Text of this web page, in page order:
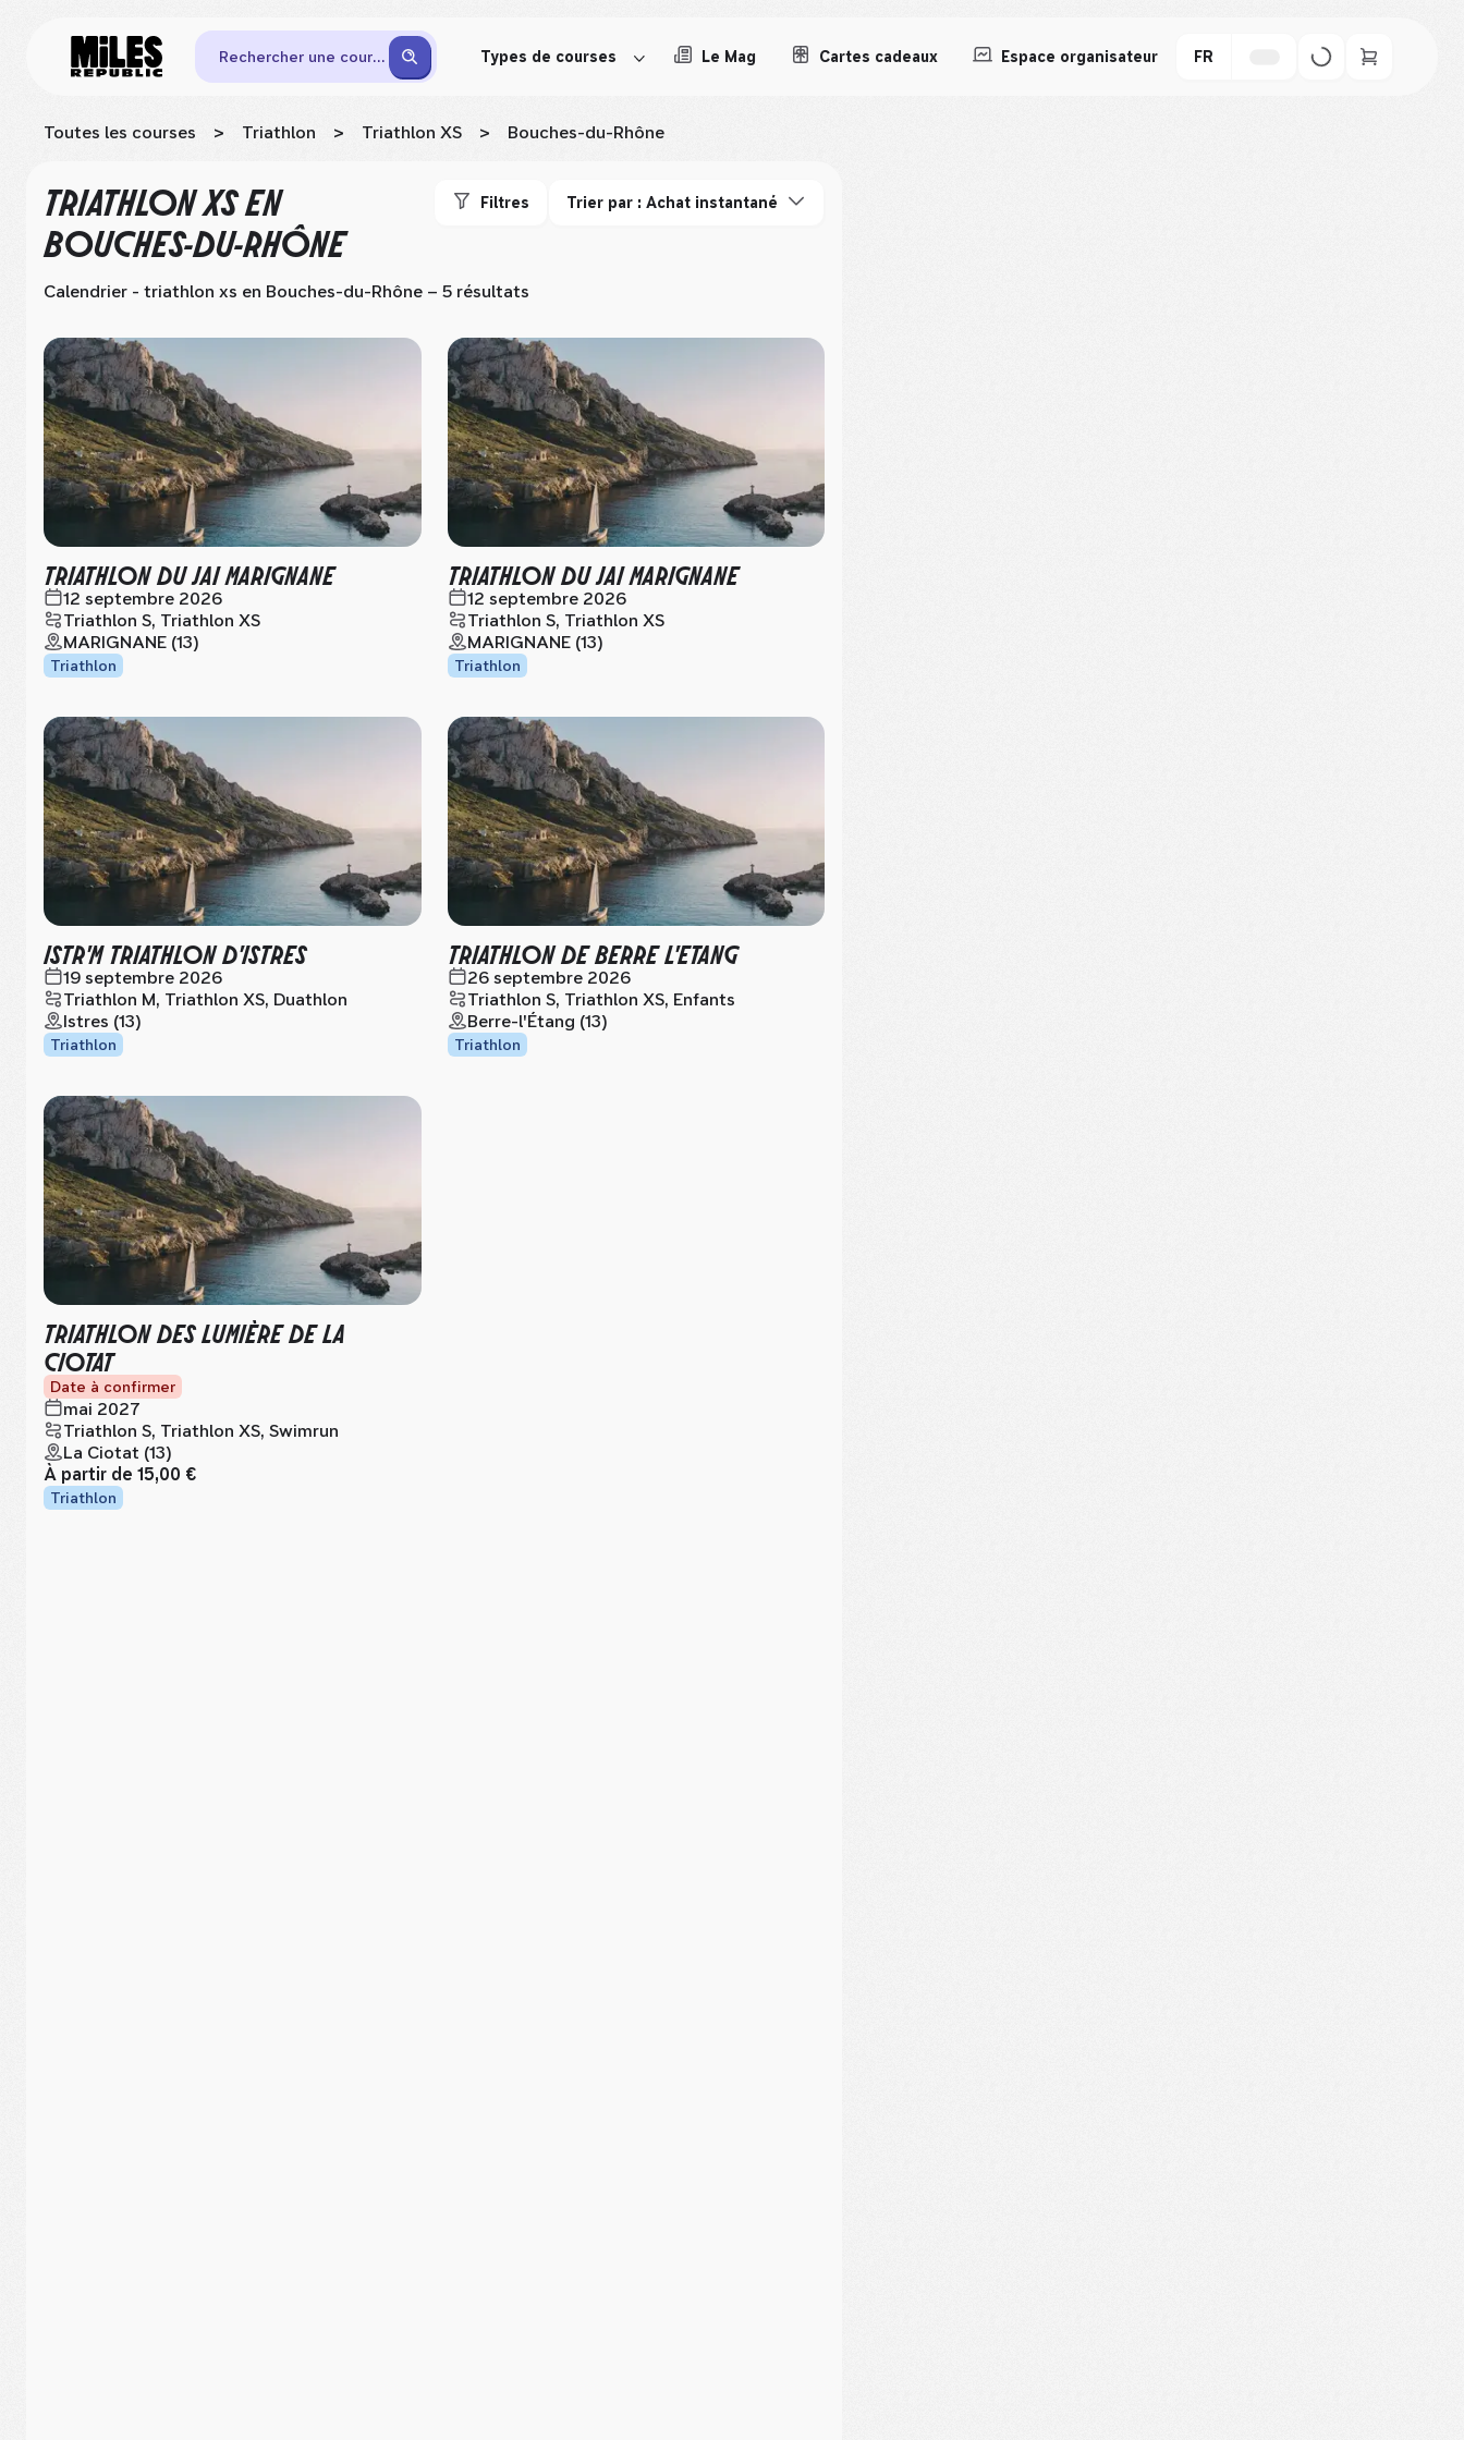
Rechercher une course Types de courses Le Mag Cartes cadeaux Espace organisateur FR
Toutes les courses > Triathlon > Triathlon XS > Bouches-du-Rhône
TRIATHLON XSEN
BOUCHES-DU-RHÔNE
Filtres Trier par : Achat instantané
Calendrier - triathlon xs en Bouches-du-Rhône – 5 résultats
TRIATHLON DU JAI MARIGNANE
12 septembre 2026
Triathlon S, Triathlon XS
MARIGNANE (13)
Triathlon
TRIATHLON DU JAI MARIGNANE
12 septembre 2026
Triathlon S, Triathlon XS
MARIGNANE (13)
Triathlon
ISTR'M TRIATHLON D'ISTRES
19 septembre 2026
Triathlon M, Triathlon XS, Duathlon
Istres (13)
Triathlon
TRIATHLON DE BERRE L'ETANG
26 septembre 2026
Triathlon S, Triathlon XS, Enfants
Berre-l'Étang (13)
Triathlon
TRIATHLON DES LUMIÈRE DE LA
CIOTAT
Date à confirmer
mai 2027
Triathlon S, Triathlon XS, Swimrun
La Ciotat (13)
À partir de 15,00 €
Triathlon